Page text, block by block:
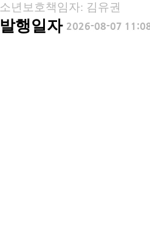
소년보호책임자: 김유권
발행일자